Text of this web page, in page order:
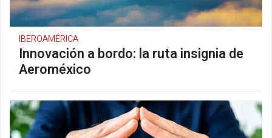
IBEROAMÉRICA
Innovación a bordo: la ruta insignia de
Aeroméxico